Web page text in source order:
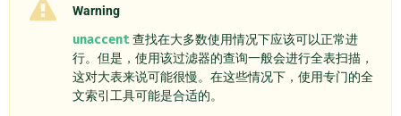
Warning
unaccent查找在大多数使用情况下应该可以正常进
行。但是，使用该过滤器的查询一般会进行全表扫描，
这对大表来说可能很慢。在这些情况下，使用专门的全
文索引工具可能是合适的。